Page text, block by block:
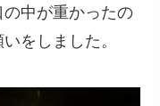
中が重かったの
をしました。